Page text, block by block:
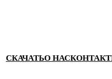
СКАЧАТЬО НАС